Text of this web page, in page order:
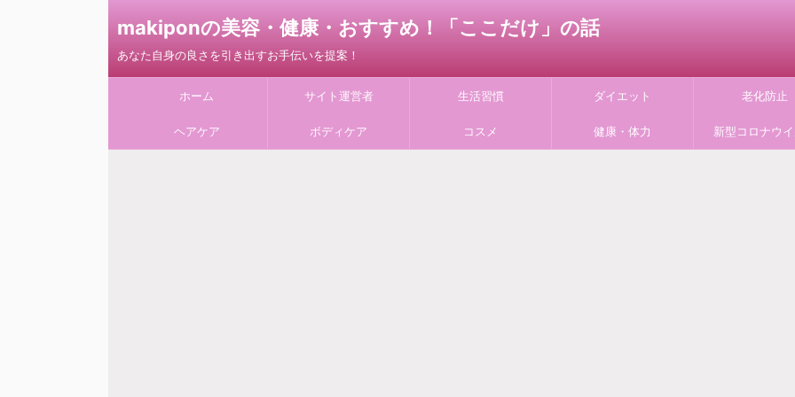
makiponの美容・健康・おすすめ！「ここだけ」の話
あなた自身の良さを引き出すお手伝いを提案！
ホーム サイト運営者 生活習慣 ダイエット 老化防止
ヘアケア ボディケア コスメ 健康・体力 新型コロナウ